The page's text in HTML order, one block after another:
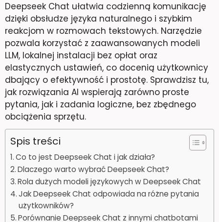
Deepseek Chat ułatwia codzienną komunikację
dzięki obsłudze języka naturalnego i szybkim
reakcjom w rozmowach tekstowych. Narzędzie
pozwala korzystać z zaawansowanych modeli
LLM, lokalnej instalacji bez opłat oraz
elastycznych ustawień, co docenią użytkownicy
dbający o efektywność i prostotę. Sprawdzisz tu,
jak rozwiązania AI wspierają zarówno proste
pytania, jak i zadania logiczne, bez zbędnego
obciążenia sprzętu.
Spis treści
Co to jest Deepseek Chat i jak działa?
Dlaczego warto wybrać Deepseek Chat?
Rola dużych modeli językowych w Deepseek Chat
Jak Deepseek Chat odpowiada na różne pytania
użytkowników?
Porównanie Deepseek Chat z innymi chatbotami